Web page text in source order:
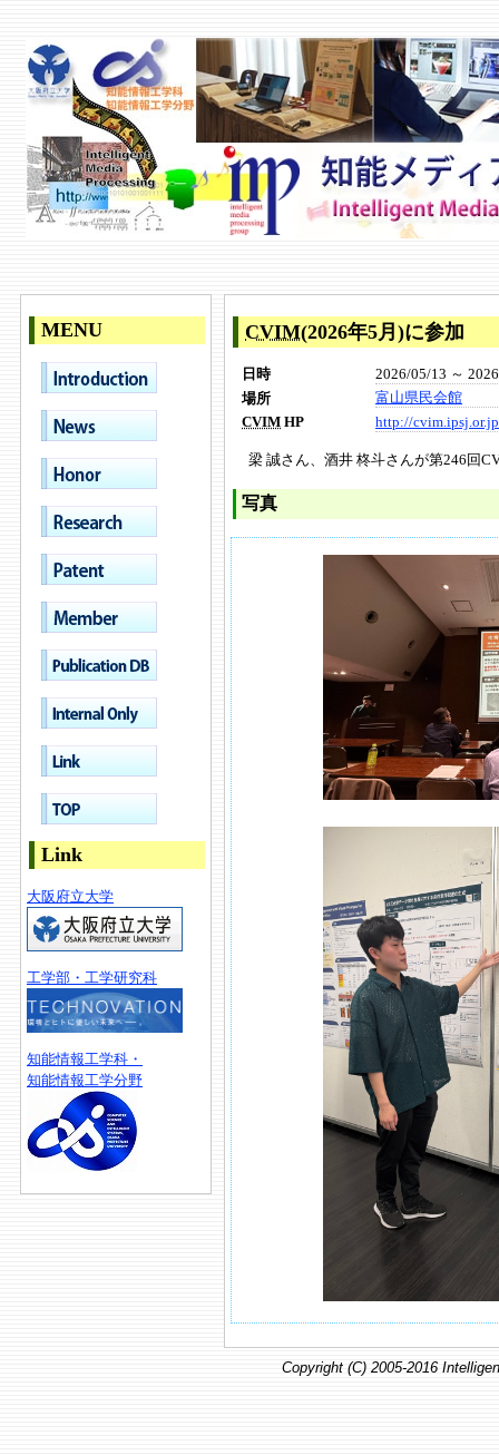
CVIM(2026年5月)に参加
日時
2026/05/13 ～
場所
富山県民会館
CVIM HP http://
梁 誠さん、酒井 柊斗さんが第246回
写真
MENU
Link
大阪府立大学
工学部・工学研究科
知能情報工学科・
知能情報工学分野
Copyright (C) 2005-2016